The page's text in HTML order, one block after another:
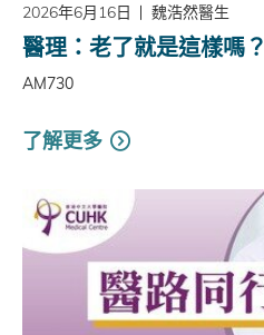
2026年6月16日 魏浩然醫生
醫理：老了就是這樣嗎？
AM730
了解更多